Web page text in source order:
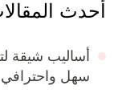
أحدث
أساليب شيقة
سهل واحترافي